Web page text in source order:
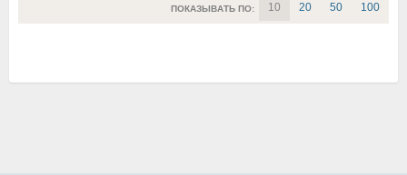
ПОКАЗЫВАТЬ ПО: 10 20 50 100